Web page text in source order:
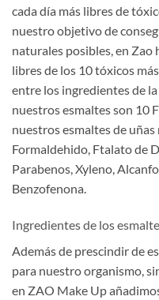
cada día más libres de
nuestro objetivo de
naturales posibles, en
libres de los 10 tóxicos
entre los ingredientes de
nuestros esmaltes son 10
nuestros esmaltes de
Formaldehido, Ftalato de
Parabenos, Xyleno,
Benzofenona.
Ingredientes de los
Además de prescindir de
para nuestro organismo,
en ZAO Make Up